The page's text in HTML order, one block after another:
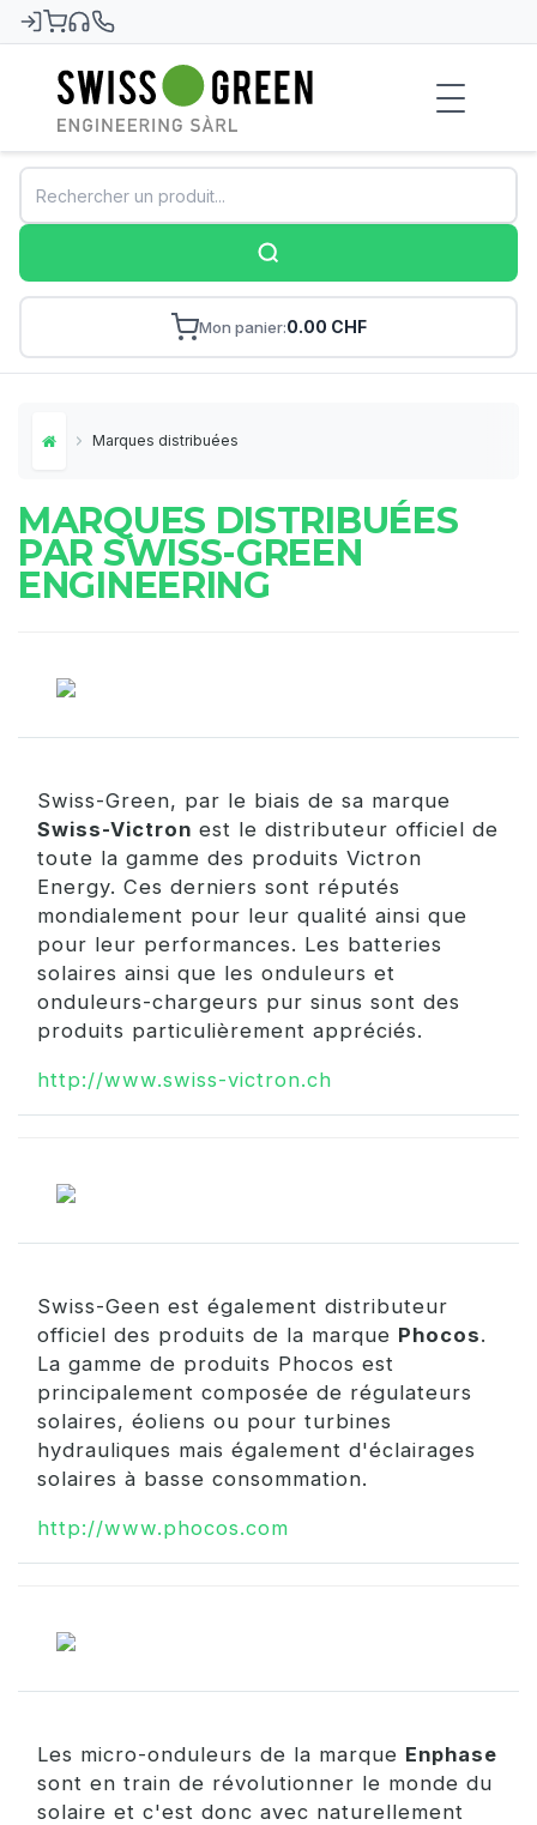
Swiss-Green
Mon panier 0.00 CHF
Home Marques distribuées
MARQUES DISTRIBUÉES
PAR SWISS-GREEN
ENGINEERING
Swiss-Green, par le biais de sa marque
Swiss-Victron est le distributeur officiel de
toute la gamme des produits Victron
Energy. Ces derniers sont réputés
mondialement pour leur qualité ainsi que
pour leur performances. Les batteries
solaires ainsi que les onduleurs et
onduleurs-chargeurs pur sinus sont des
produits particulièrement appréciés.
http://www.swiss-victron.ch
Swiss-Geen est également distributeur
officiel des produits de la marque Phocos.
La gamme de produits Phocos est
principalement composée de régulateurs
solaires, éoliens ou pour turbines
hydrauliques mais également d'éclairages
solaires à basse consommation.
http://www.phocos.com
Les micro-onduleurs de la marque Enphase
sont en train de révolutionner le monde du
solaire et c'est donc avec naturellement